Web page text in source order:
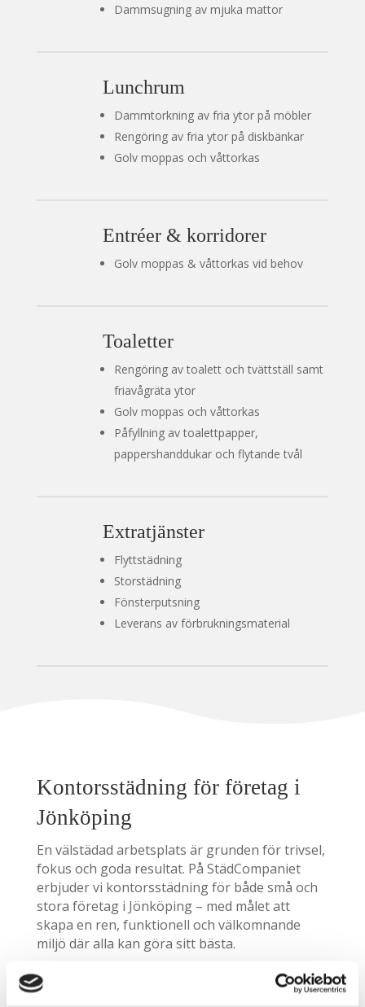
Dammsugning av mjuka mattor
Lunchrum
Dammtorkning av fria ytor på möbler
Rengöring av fria ytor på diskbänkar
Golv moppas och våttorkas
Entréer & korridorer
Golv moppas & våttorkas vid behov
Toaletter
Rengöring av toalett och tvättställ samt
friavågräta ytor
Golv moppas och våttorkas
Påfyllning av toalettpapper,
pappershanddukar och flytande tvål
Extratjänster
Flyttstädning
Storstädning
Fönsterputsning
Leverans av förbrukningsmaterial
Kontorsstädning för företag i
Jönköping
En välstädad arbetsplats är grunden för trivsel,
fokus och goda resultat. På StädCompaniet
erbjuder vi kontorsstädning för både små och
stora företag i Jönköping – med målet att
skapa en ren, funktionell och välkomnande
miljö där alla kan göra sitt bästa.
Varje uppdrag planeras i nära dialog med er
som kund. Tillsammans ser vi till att städningen